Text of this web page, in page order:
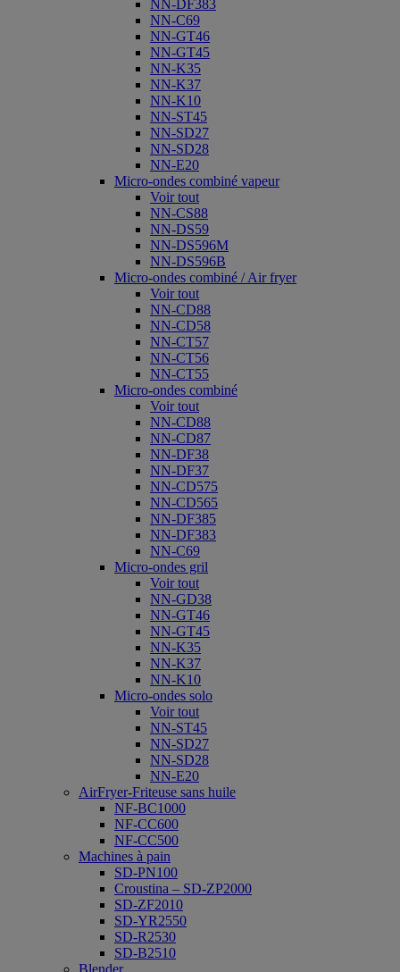
NN-DF383
NN-C69
NN-GT46
NN-GT45
NN-K35
NN-K37
NN-K10
NN-ST45
NN-SD27
NN-SD28
NN-E20
Micro-ondes combiné vapeur
Voir tout
NN-CS88
NN-DS59
NN-DS596M
NN-DS596B
Micro-ondes combiné / Air fryer
Voir tout
NN-CD88
NN-CD58
NN-CT57
NN-CT56
NN-CT55
Micro-ondes combiné
Voir tout
NN-CD88
NN-CD87
NN-DF38
NN-DF37
NN-CD575
NN-CD565
NN-DF385
NN-DF383
NN-C69
Micro-ondes gril
Voir tout
NN-GD38
NN-GT46
NN-GT45
NN-K35
NN-K37
NN-K10
Micro-ondes solo
Voir tout
NN-ST45
NN-SD27
NN-SD28
NN-E20
AirFryer-Friteuse sans huile
NF-BC1000
NF-CC600
NF-CC500
Machines à pain
SD-PN100
Croustina – SD-ZP2000
SD-ZF2010
SD-YR2550
SD-R2530
SD-B2510
Blender